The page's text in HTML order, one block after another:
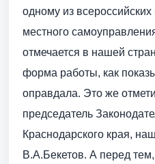
одному из
местного
отмечается в нашей
форма работы, как
оправдала. Это же
председатель
Краснодарского края,
В.А.Бекетов. А перед тем,